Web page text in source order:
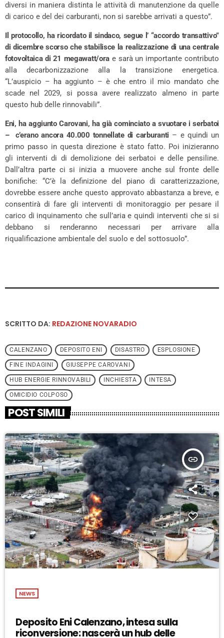
diversi in maniera distinta le attività di manutenzione da quelle
di carico e del dei carburanti, non si sarebbe arrivati a questo”.
Il protocollo, ha ricordato il sindaco, segue l’ “accordo transattivo”
di dicembre scorso che stabilisce la realizzazione di una centrale
fotovoltaica di 21 megawatt/ora e sarà un importante contributo
alla decarbonizzazione alla la transizione energetica.
“L’auspicio – ha aggiunto – è che entro il mio mandato che
scade nel 2029, si possa avere realizzato almeno in parte
questo hub delle rinnovabili”.
Eni, ha aggiunto Carovani, ha già cominciato a svuotare i serbatoi
– c’erano ancora 40.000 tonnellate di carburanti – e quindi un
primo passo in questa direzione è stato fatto. Poi inizieranno
gli interventi di di demolizione dei serbatoi e delle pensiline.
Dall’altra parte ci si inizia a muovere anche sul fronte delle
bonifiche: “C’è la definizione del piano di caratterizzazione,
dovrebbe essere anche questo approvato abbastanza a breve, e
consentirà di fare gli interventi di monitoraggio per pesare il
carico di inquinamento che sull’aria e quindi interventi che si si
debbano si renderanno necessari per arrivare alla
riqualificazione ambientale del suolo e del sottosuolo”.
SCRITTO DA: REDAZIONE NOVARADIO
CALENZANO DEPOSITO ENI DISASTRO ESPLOSIONE
FINE INDAGINI GIUSEPPE CAROVANI
HUB ENERGIE RINNOVABILI INCHIESTA INTESA
OMICIDIO COLPOSO
POST SIMILI
insert_link
NEWS
Deposito Eni Calenzano, intesa sulla
riconversione: nascerà un hub delle